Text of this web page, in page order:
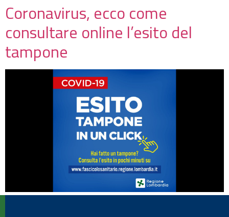
Coronavirus, ecco come
consultare online l’esito del
tampone